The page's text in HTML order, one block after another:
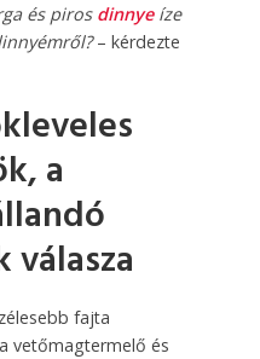
és piros dinnye íze
– kérdezte
a
válasza
fajta
vetőmagtermelő és